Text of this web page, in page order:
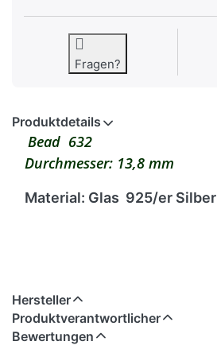
Fragen?
Produktdetails
Bead 632
Durchmesser: 13,8 mm
Material: Glas 925/er Silber
Hersteller
Produktverantwortlicher
Bewertungen